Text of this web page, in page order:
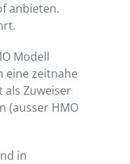
anbieten.
Modell
eine zeitnahe
als Zuweiser
(ausser HMO
in